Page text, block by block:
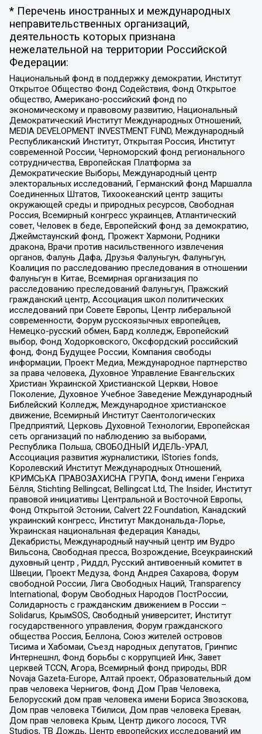
* Перечень иностранных и международных
неправительственных организаций,
деятельность которых признана
нежелательной на территории Российской
Федерации:
Национальный фонд в поддержку демократии, Институт
Открытое Общество Фонд Содействия, Фонд Открытое
общество, Американо-российский фонд по
экономическому и правовому развитию, Национальный
Демократический Институт Международных Отношений,
MEDIA DEVELOPMENT INVESTMENT FUND, Международный
Республиканский Институт, Открытая Россия, Институт
современной России, Черноморский фонд регионального
сотрудничества, Европейская Платформа за
Демократические Выборы, Международный центр
электоральных исследований, Германский фонд Маршалла
Соединенных Штатов, Тихоокеанский центр защиты
окружающей среды и природных ресурсов, Свободная
Россия, Всемирный конгресс украинцев, Атлантический
совет, Человек в беде, Европейский фонд за демократию,
Джеймстаунский фонд, Прожект Хармони, Родники
дракона, Врачи против насильственного извлечения
органов, Фалунь Дафа, Друзья Фалуньгун, Фалуньгун,
Коалиция по расследованию преследования в отношении
Фалуньгун в Китае, Всемирная организация по
расследованию преследований Фалуньгун, Пражский
гражданский центр, Ассоциация школ политических
исследований при Совете Европы, Центр либеральной
современности, Форум русскоязычных европейцев,
Немецко-русский обмен, Бард колледж, Европейский
выбор, Фонд Ходорковского, Оксфордский российский
фонд, Фонд Будущее России, Компания свободы
информации, Проект Медиа, Международное партнерство
за права человека, Духовное Управление Евангельских
Христиан Украинской Христианской Церкви, Новое
Поколение, Духовное Учебное Заведение Международный
Библейский Колледж, Международное христианское
движение, Всемирный Институт Саентологических
Предприятий, Церковь Духовной Технологии, Европейская
сеть организаций по наблюдению за выборами,
Республика Польша, СВОБОДНЫЙ ИДЕЛЬ-УРАЛ,
Ассоциация развития журналистики, IStories fonds,
Королевский Институт Международных Отношений,
КРИМСЬКА ПРАВОЗАХИСНА ГРУПА, Фонд имени Генриха
Бёлля, Stichting Bellingcat, Bellingcat Ltd, The Insider, Институт
правовой инициативы Центральной и Восточной Европы,
Фонд Открытой Эстонии, Calvert 22 Foundation, Канадский
украинский конгресс, Институт Макдональда-Лорье,
Украинская национальная федерация Канады,
Декабристы, Международный научный центр им Вудро
Вильсона, Свободная пресса, Возрождение, Всеукраинский
духовный центр , Риддл, Русский антивоенный комитет в
Швеции, Проект Медуза, Фонд Андрея Сахарова, Форум
свободной России, Лига Свободных Наций, Transparеncy
International, Форум Свободных Народов ПостРоссии,
Солидарность с гражданским движением в России –
Solidarus, КрымSOS, Свободный университет, Институт
государственного управления, Форум гражданского
общества Россия, Беллона, Союз жителей островов
Тисима и Хабомаи, Съезд народных депутатов, Гринпис
Интернешнл, Фонд борьбы с коррупцией Инк, Завет
церквей TCCN, Агора, Всемирный фонд природы, BDR
Novaja Gazeta-Europe, Алтай проект, Образовательный дом
прав человека Чернигов, Фонд Дом Прав Человека,
Белорусский дом прав человека имени Бориса Звозскова,
Дом прав человека Тбилиси, Дом прав человека Ереван,
Дом прав человека Крым, Центр дикого лосося, TVR
Studios, ТВ Дождь, Центр европейских исследований им